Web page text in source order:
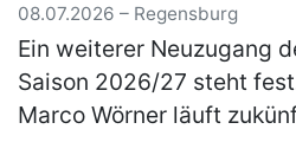
08.07.2026 – Regensburg
Ein weiterer Neuzugang
Saison 2026/27 steht
Marco Wörner läuft